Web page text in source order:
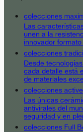
colecciones
Las
unen a la
innovador
colecciones
Desde
cada detalle está
de materiales
colecciones
Las únicas
antivirales del
seguridad y en
colecciones Full